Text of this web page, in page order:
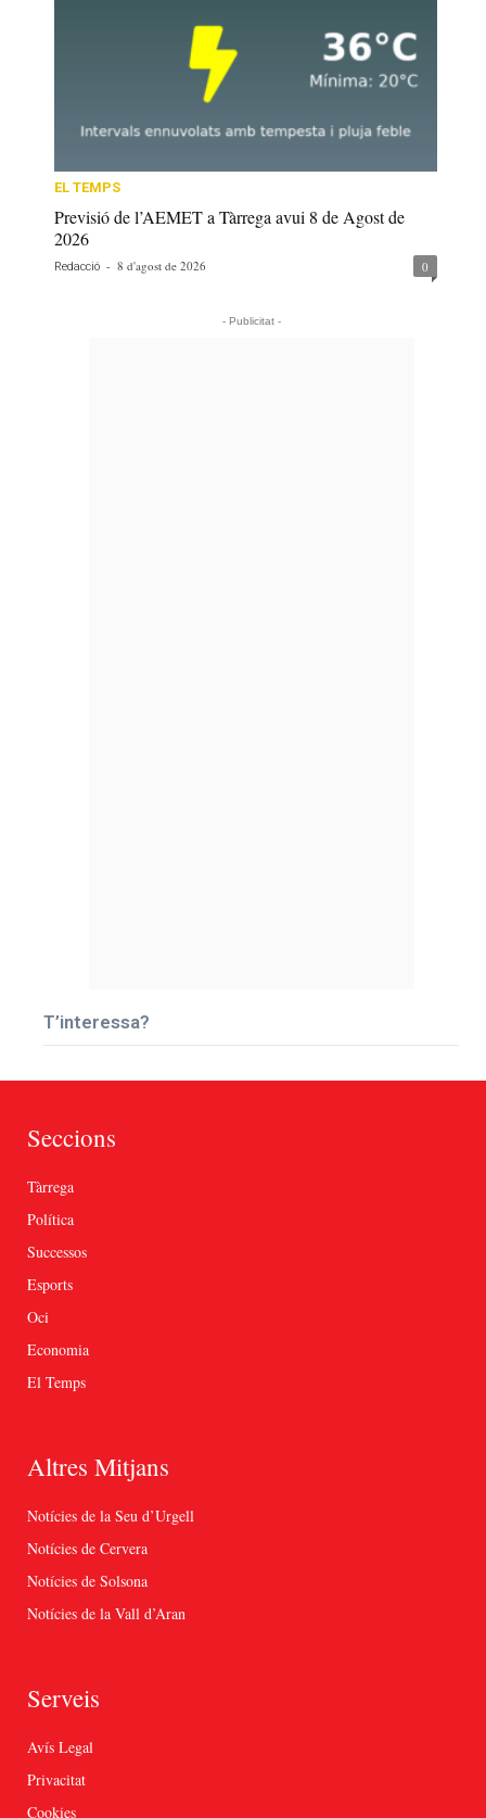
EL TEMPS
Previsió de l’AEMET a Tàrrega avui 8 de Agost de
2026
Redacció - 8 d'agost de 2026 0
- Publicitat -
T’interessa?
Seccions
Tàrrega
Política
Successos
Esports
Oci
Economia
El Temps
Altres Mitjans
Notícies de la Seu d’Urgell
Notícies de Cervera
Notícies de Solsona
Notícies de la Vall d’Aran
Serveis
Avís Legal
Privacitat
Cookies